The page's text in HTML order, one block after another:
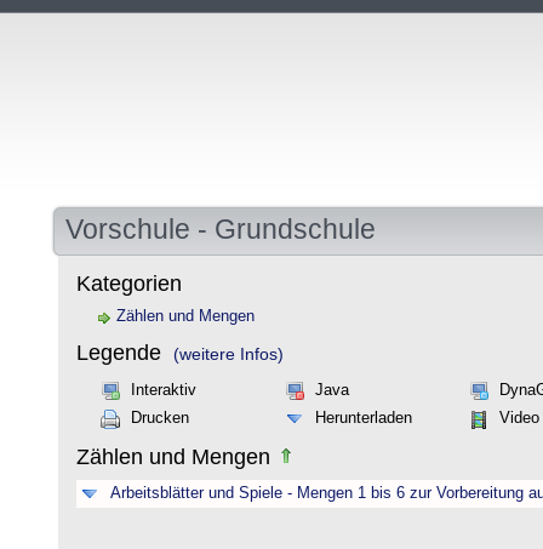
Vorschule - Grundschule
Kategorien
Zählen und Mengen
Legende (weitere Infos)
Interaktiv Java
Drucken
Herunterladen Video
Zählen und Mengen
Arbeitsblätter und Spiele - Mengen 1 bis 6 zur Vorbereitung